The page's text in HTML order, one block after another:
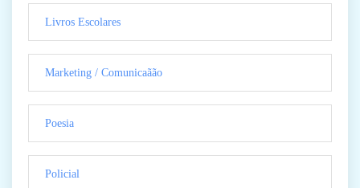
Livros Escolares
Marketing / Comunicaãão
Poesia
Policial